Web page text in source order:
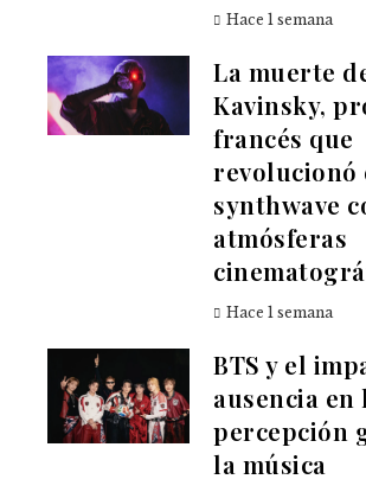
Hace 1 semana
La muerte
Kavinsky,
francés que
revolucionó
synthwave
atmósferas
Hace 1 semana
BTS y el
ausencia en
percepción
la música